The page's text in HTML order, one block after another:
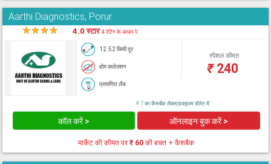
Aarthi Diagnostics, Porur
★★★★ 4.0 स्टार4 रेटिंग के आधार पे
12.52 किमी दूर
होम कलेक्शन
प्रमाणित लैब
स्पेशल कीमत
₹240
₹ 7 का कैशबैक लैब्सएडवाइजर वॉलेट में
कॉल करें > ऑनलाइन बुक करें >
मार्केट की कीमत पर₹ 60 की बचत + कैशबैक